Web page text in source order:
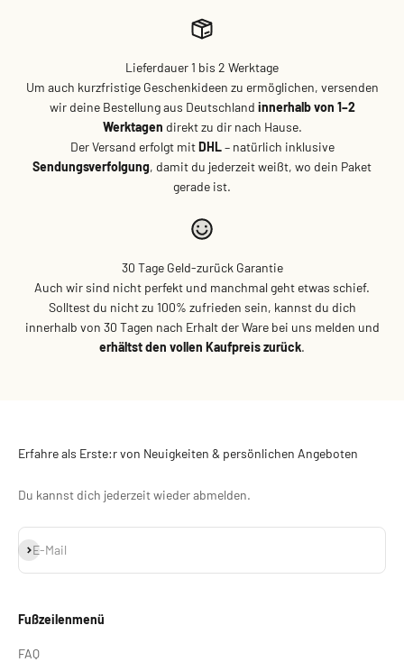
Lieferdauer 1 bis 2 Werktage
Um auch kurzfristige Geschenkideen zu ermöglichen, versenden
wir deine Bestellung aus Deutschland innerhalb von 1–2
Werktagen direkt zu dir nach Hause.
Der Versand erfolgt mitDHL– natürlich inklusive
Sendungsverfolgung, damit du jederzeit weißt, wo dein Paket
gerade ist.
30 Tage Geld-zurück Garantie
Auch wir sind nicht perfekt und manchmal geht etwas schief.
Solltest du nicht zu 100% zufrieden sein, kannst du dich
innerhalb von 30 Tagen nach Erhalt der Ware bei uns melden und
erhältst den vollen Kaufpreis zurück.
Erfahre als Erste:r von Neuigkeiten & persönlichen Angeboten
Du kannst dich jederzeit wieder abmelden.
E-Mail
Abonnieren
Fußzeilenmenü
FAQ